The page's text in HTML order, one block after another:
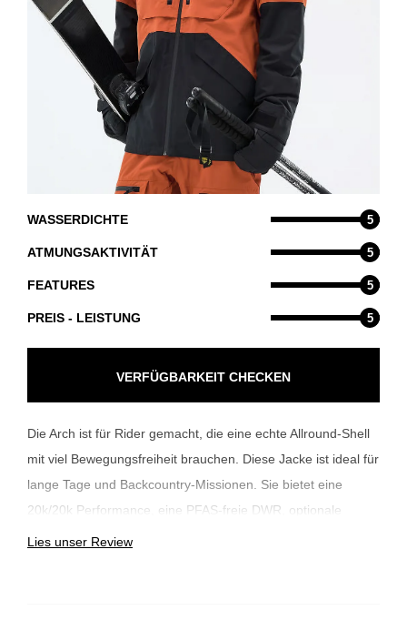
WASSERDICHTE 5
ATMUNGSAKTIVITÄT 5
FEATURES 5
PREIS - LEISTUNG 5
VERFÜGBARKEIT CHECKEN
Die Arch ist für Rider gemacht, die eine echte Allround-Shell
mit viel Bewegungsfreiheit brauchen. Diese Jacke ist ideal für
lange Tage und Backcountry-Missionen. Sie bietet eine
20k/20k Performance, eine PFAS-freie DWR, optionale
Isolierung für maximale Vielseitigkeit und einen großzügigen
Lies unser Review